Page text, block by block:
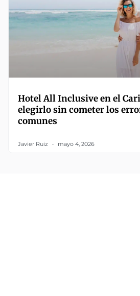
Hotel All Inclusive en el
elegirlo sin cometer los
comunes
Javier Ruiz mayo 4, 2026